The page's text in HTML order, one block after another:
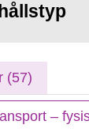
(57)
–